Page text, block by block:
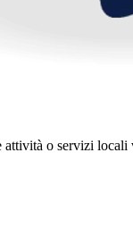
o servizi